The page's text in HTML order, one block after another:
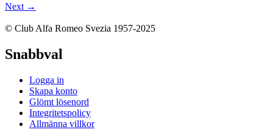
Next →
© Club Alfa Romeo Svezia 1957-2025
Snabbval
Logga in
Skapa konto
Glömt lösenord
Integritetspolicy
Allmänna villkor